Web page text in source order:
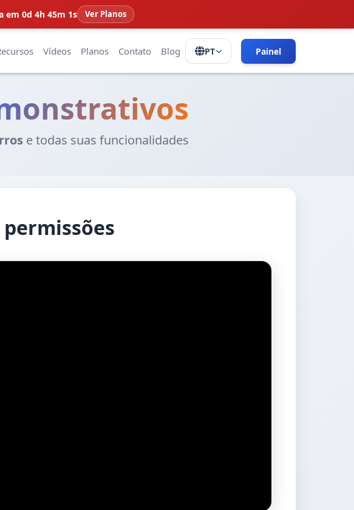
em 0d 4h 45m 0s Ver Planos
Vídeos Planos Contato Blog PT Painel
e todas suas funcionalidades